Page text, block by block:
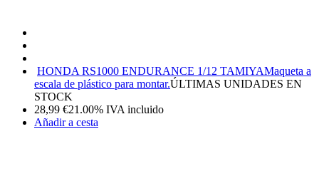
HONDA RS1000 ENDURANCE 1/12 TAMIYAMaqueta a
escala de plástico para montar.ÚLTIMAS UNIDADES EN
STOCK
28,99 €21.00% IVA incluido
Añadir a cesta